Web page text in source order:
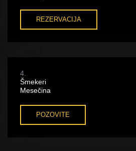
REZERVACIJA
4.
Šmekeri
Mesečina
POZOVITE